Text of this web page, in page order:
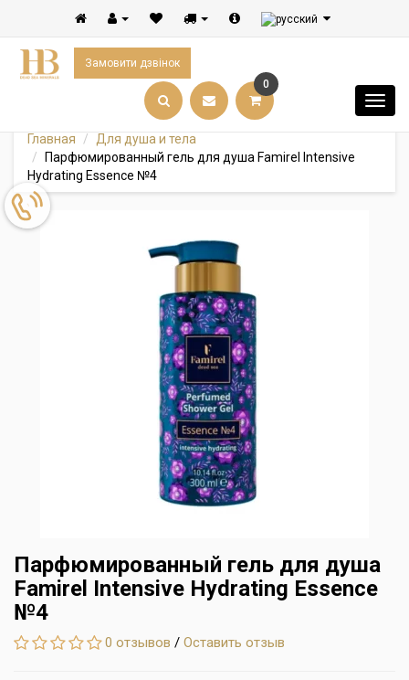
Замовити дзвінок
0
Главная
Для душа и тела
Парфюмированный гель для душа Famirel Intensive
Hydrating Essence №4
Парфюмированный гель для душа
Famirel Intensive Hydrating Essence
№4
0 отзывов / Оставить отзыв